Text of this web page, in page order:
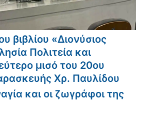
βιβλίου «Διονύσιος
Πολιτεία και
μισό του 20ου
Χρ. Παυλίδου
και οι ζωγράφοι της